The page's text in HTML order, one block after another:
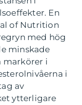
En
of Nutrition
med hög
minskade
markörer i
i
av
ytterligare